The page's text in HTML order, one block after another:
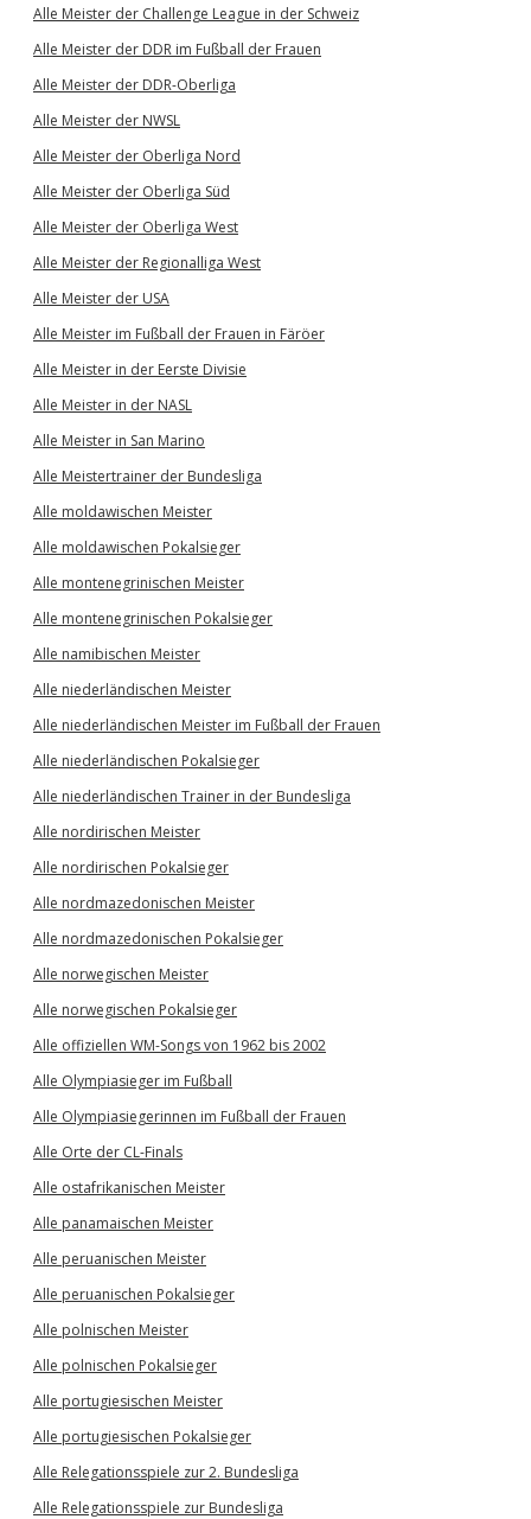
Alle Meister der Challenge League in der Schweiz
Alle Meister der DDR im Fußball der Frauen
Alle Meister der DDR-Oberliga
Alle Meister der NWSL
Alle Meister der Oberliga Nord
Alle Meister der Oberliga Süd
Alle Meister der Oberliga West
Alle Meister der Regionalliga West
Alle Meister der USA
Alle Meister im Fußball der Frauen in Färöer
Alle Meister in der Eerste Divisie
Alle Meister in der NASL
Alle Meister in San Marino
Alle Meistertrainer der Bundesliga
Alle moldawischen Meister
Alle moldawischen Pokalsieger
Alle montenegrinischen Meister
Alle montenegrinischen Pokalsieger
Alle namibischen Meister
Alle niederländischen Meister
Alle niederländischen Meister im Fußball der Frauen
Alle niederländischen Pokalsieger
Alle niederländischen Trainer in der Bundesliga
Alle nordirischen Meister
Alle nordirischen Pokalsieger
Alle nordmazedonischen Meister
Alle nordmazedonischen Pokalsieger
Alle norwegischen Meister
Alle norwegischen Pokalsieger
Alle offiziellen WM-Songs von 1962 bis 2002
Alle Olympiasieger im Fußball
Alle Olympiasiegerinnen im Fußball der Frauen
Alle Orte der CL-Finals
Alle ostafrikanischen Meister
Alle panamaischen Meister
Alle peruanischen Meister
Alle peruanischen Pokalsieger
Alle polnischen Meister
Alle polnischen Pokalsieger
Alle portugiesischen Meister
Alle portugiesischen Pokalsieger
Alle Relegationsspiele zur 2. Bundesliga
Alle Relegationsspiele zur Bundesliga